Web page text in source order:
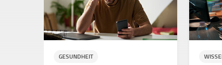
GESUNDHEIT